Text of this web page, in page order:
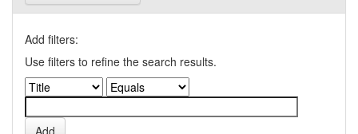
Add filters:
Use filters to refine the search results.